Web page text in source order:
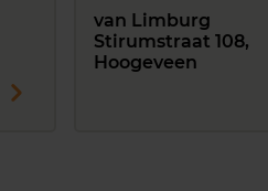
van Limburg
Stirumstraat 108,
Hoogeveen